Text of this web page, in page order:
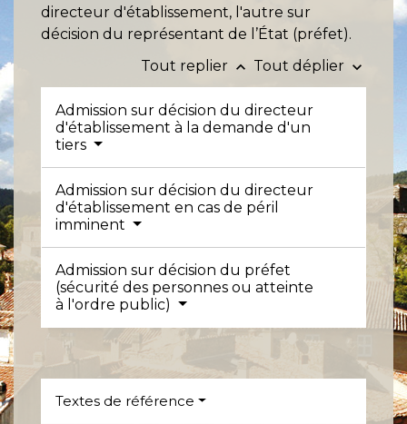
directeur d'établissement, l'autre sur
décision du représentant de l’État (préfet).
Tout replier keyboard_arrow_up Tout déplier keyboard_arrow_down
Admission sur décision du directeur
d'établissement à la demande d'un
tiers
Admission sur décision du directeur
d'établissement en cas de péril
imminent
Admission sur décision du préfet
(sécurité des personnes ou atteinte
à l'ordre public)
Textes de référence